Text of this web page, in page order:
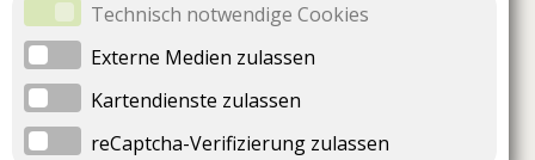
Technisch notwendige Cookies
Externe Medien zulassen
Kartendienste zulassen
reCaptcha-Verifizierung zulassen